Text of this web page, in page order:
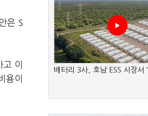
은 S
이
용이
배터리 3사, 호남 ESS 시장서 ‘